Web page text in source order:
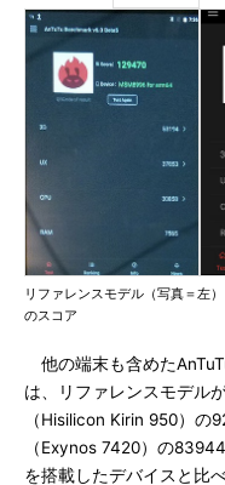
リファレンスモデル（写真＝左
のスコア
他の端末も含めた
は、リファレンスモデル
（Hisilicon Kirin 950）の
（Exynos 7420）の
を搭載したデバイスと比